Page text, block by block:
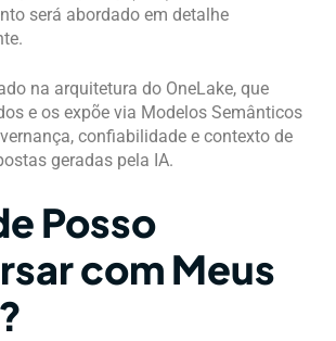
será abordado em detalhe
na arquitetura do OneLake, que
e os expõe via Modelos Semânticos
confiabilidade e contexto de
geradas pela IA.
Posso
com Meus